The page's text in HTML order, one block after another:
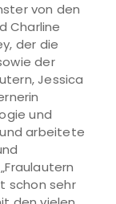
von den
Charline
der die
der
Jessica
und
arbeitete
schon sehr